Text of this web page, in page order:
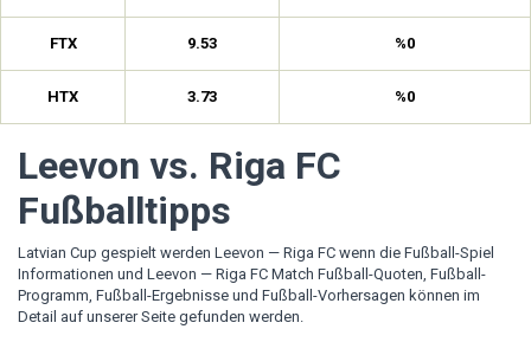
FTX 9.53 %0
HTX 3.73 %0
Leevon vs. Riga FC
Fußballtipps
Latvian Cup gespielt werden Leevon — Riga FC wenn die Fußball-Spiel
Informationen und Leevon — Riga FC Match Fußball-Quoten, Fußball-
Programm, Fußball-Ergebnisse und Fußball-Vorhersagen können im
Detail auf unserer Seite gefunden werden.